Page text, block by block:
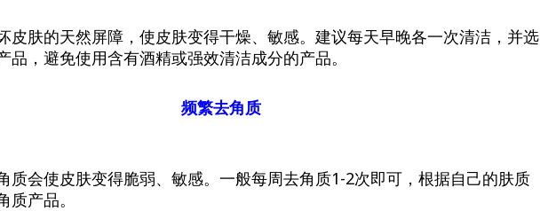
皮肤的天然屏障，使皮肤变得干燥、敏感。建议每天早晚各一次清洁，并选
品，避免使用含有酒精或强效清洁成分的产品。
频繁去角质
质会使皮肤变得脆弱、敏感。一般每周去角质1-2次即可，根据自己的肤质
质产品。